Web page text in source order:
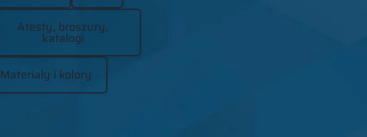
Atesty, broszury,
katalogi
Materiały i kolory